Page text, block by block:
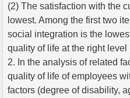
(2) The satisfaction with the
lowest. Among the first two
social integration is the
quality of life at the right
2. In the analysis of related
quality of life of employees
factors (degree of disability,